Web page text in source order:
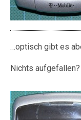
…optisch gibt es
Nichts